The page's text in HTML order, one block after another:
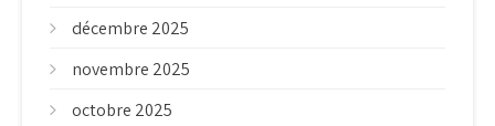
décembre 2025
novembre 2025
octobre 2025